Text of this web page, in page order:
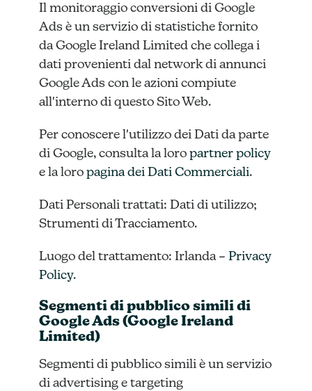
Il monitoraggio conversioni di Google
Ads è un servizio di statistiche fornito
da Google Ireland Limited che collega i
dati provenienti dal network di annunci
Google Ads con le azioni compiute
all'interno di questo Sito Web.
Per conoscere l'utilizzo dei Dati da parte
di Google, consulta la loro partner policy
e la loro pagina dei Dati Commerciali.
Dati Personali trattati: Dati di utilizzo;
Strumenti di Tracciamento.
Luogo del trattamento: Irlanda – Privacy
Policy.
Segmenti di pubblico simili di
Google Ads (Google Ireland
Limited)
Segmenti di pubblico simili è un servizio
di advertising e targeting